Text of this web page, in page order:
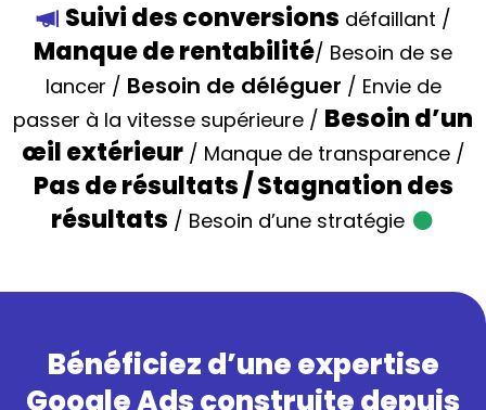
Suivi des conversions défaillant /
Manque de rentabilité/ Besoin de se
lancer / Besoin de déléguer / Envie de
passer à la vitesse supérieure / Besoin d’un
œil extérieur/ Manque de transparence /
Pas de résultats / Stagnation des
résultats / Besoin d’une stratégie
Bénéficiez d’une expertise
Google Ads construite depuis